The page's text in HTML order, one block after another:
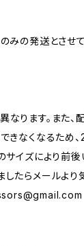
の発送とさせ
なります。また
きなくなるため
サイズにより前
したらメールよ